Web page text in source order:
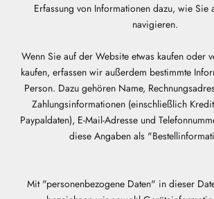
Erfassung von Informationen dazu, wie Sie
navigieren.
Wenn Sie auf der Website etwas kaufen oder
kaufen, erfassen wir außerdem bestimmte
Person. Dazu gehören Name,
Zahlungsinformationen (einschließlich
Paypaldaten), E-Mail-Adresse und
diese Angaben als
Mit "personenbezogene Daten" in dieser